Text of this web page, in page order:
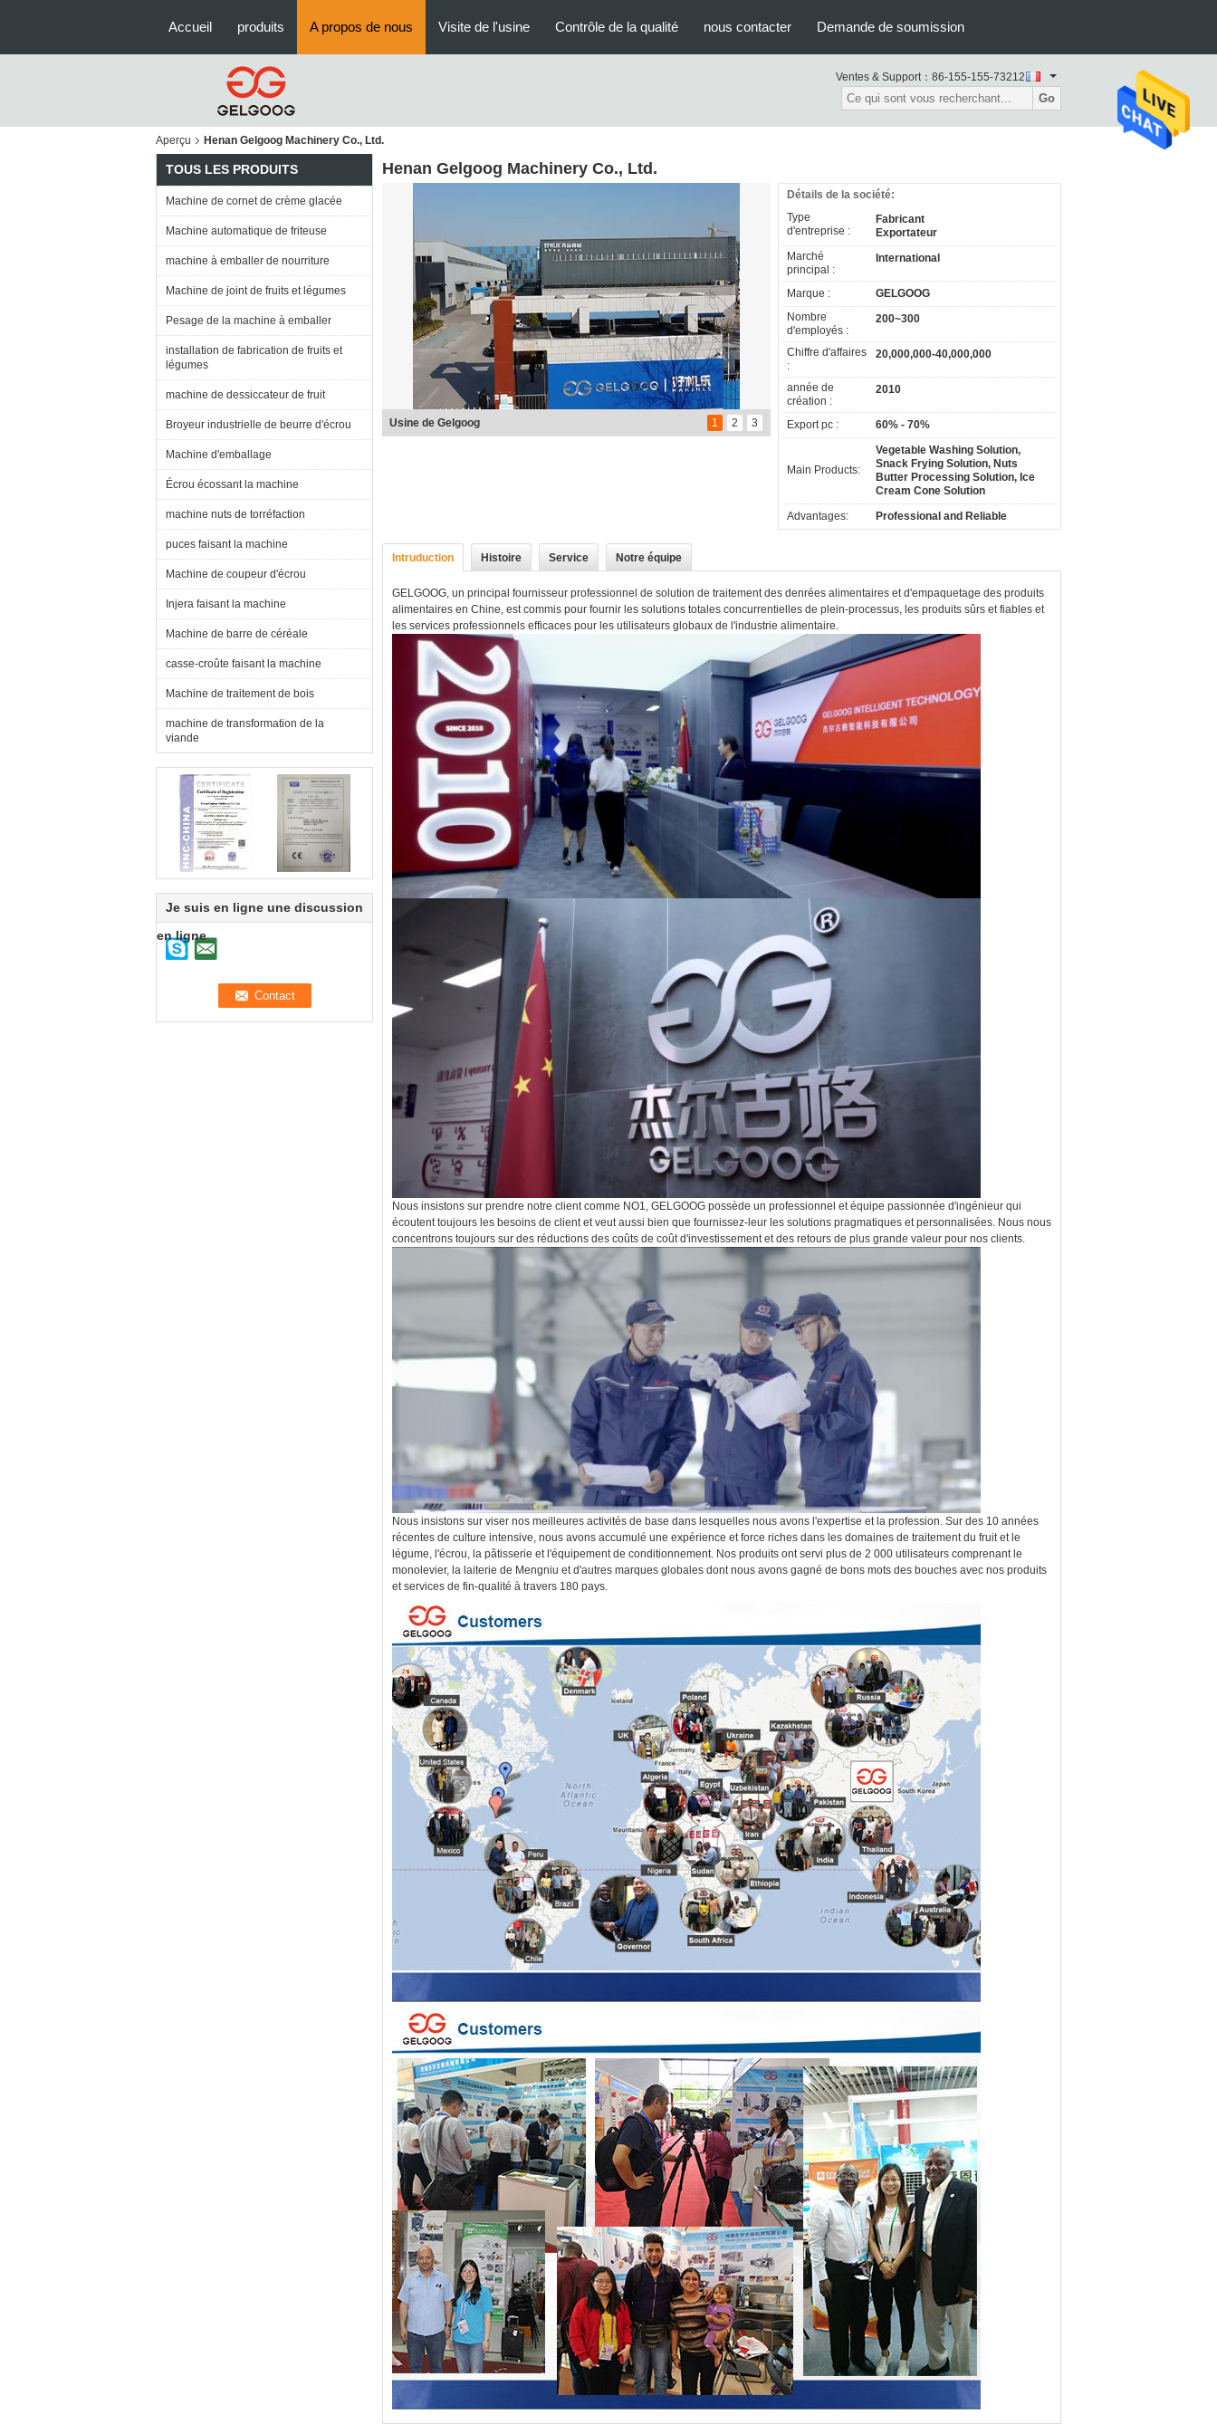
Accueil produits A propos de nous Visite de l'usine Contrôle de la qualité nous contacter Demande de soumission
Ventes & Support： 86-155-155-73212
Go
Aperçu Henan Gelgoog Machinery Co., Ltd.
TOUS LES PRODUITS
Machine de cornet de crème glacée
Machine automatique de friteuse
machine à emballer de nourriture
Machine de joint de fruits et légumes
Pesage de la machine à emballer
installation de fabrication de fruits et
légumes
machine de dessiccateur de fruit
Broyeur industrielle de beurre d'écrou
Machine d'emballage
Écrou écossant la machine
machine nuts de torréfaction
puces faisant la machine
Machine de coupeur d'écrou
Injera faisant la machine
Machine de barre de céréale
casse-croûte faisant la machine
Machine de traitement de bois
machine de transformation de la
viande
Je suis en ligne une discussion
en ligne
Henan Gelgoog Machinery Co., Ltd.
1 2 3
Usine de Gelgoog
Détails de la société:
Type
d'entreprise :
Fabricant
Exportateur
Marché
principal :
International
Marque :
GELGOOG
Nombre
d'employés :
200~300
Chiffre d'affaires
:
20,000,000-40,000,000
année de
création :
2010
Export pc : 60% - 70%
Main Products:
Vegetable Washing Solution,
Snack Frying Solution, Nuts
Butter Processing Solution, Ice
Cream Cone Solution
Advantages:
Professional and Reliable
Intruduction Histoire Service Notre équipe
GELGOOG, un principal fournisseur professionnel de solution de traitement des denrées alimentaires et d'empaquetage des produits
alimentaires en Chine, est commis pour fournir les solutions totales concurrentielles de plein-processus, les produits sûrs et fiables et
les services professionnels efficaces pour les utilisateurs globaux de l'industrie alimentaire.
Nous insistons sur prendre notre client comme NO1, GELGOOG possède un professionnel et équipe passionnée d'ingénieur qui
écoutent toujours les besoins de client et veut aussi bien que fournissez-leur les solutions pragmatiques et personnalisées. Nous nous
concentrons toujours sur des réductions des coûts de coût d'investissement et des retours de plus grande valeur pour nos clients.
Nous insistons sur viser nos meilleures activités de base dans lesquelles nous avons l'expertise et la profession. Sur des 10 années
récentes de culture intensive, nous avons accumulé une expérience et force riches dans les domaines de traitement du fruit et le
légume, l'écrou, la pâtisserie et l'équipement de conditionnement. Nos produits ont servi plus de 2 000 utilisateurs comprenant le
monolevier, la laiterie de Mengniu et d'autres marques globales dont nous avons gagné de bons mots des bouches avec nos produits
et services de fin-qualité à travers 180 pays.